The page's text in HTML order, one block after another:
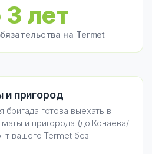
3 лет
на Termet
и пригород
готова выехать в
и пригорода (до Конаева/
вашего Termet без